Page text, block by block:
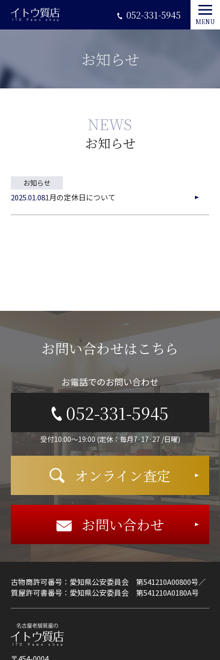
052-331-5945
MENU
お知らせ
NEWS
お知らせ
お知らせ
2025.01.081月の定休日について
お問い合わせはこちら
お電話でのお問い合わせ
052-331-5945
受付10:00〜19:00 (定休：毎月7·17·27 /日曜)
オンライン査定
お問い合わせ
古物商許可番号：愛知県公安委員会 第541210A00800号／
質屋許可書番号：愛知県公安委員会 第541210A0180A号